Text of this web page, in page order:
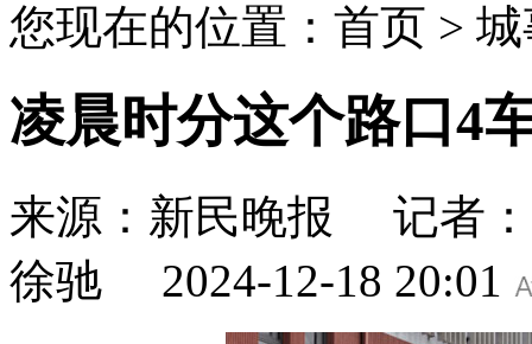
您现在的位置：首页 >
凌晨时分这个路口4
来源：新民晚报
记者
徐驰
2024-12-18 20:01